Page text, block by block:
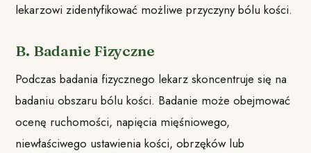
lekarzowi zidentyfikować możliwe przyczyny bólu kości.
B. Badanie Fizyczne
Podczas badania fizycznego lekarz skoncentruje się na
badaniu obszaru bólu kości. Badanie może obejmować
ocenę ruchomości, napięcia mięśniowego,
niewłaściwego ustawienia kości, obrzęków lub